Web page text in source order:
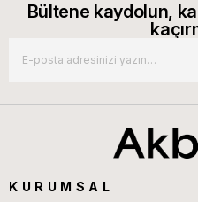
Bültene kaydolun,
KURUMSAL